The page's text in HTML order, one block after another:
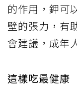
的作用，鉀可
壁的張力，有
會建議，成年
這樣吃最健康